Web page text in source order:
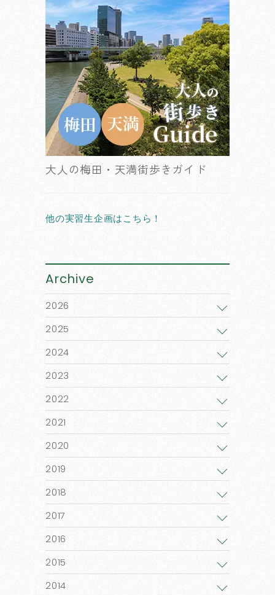
大人の梅田・天満街歩きガイド
他の実習生企画はこちら！
Archive
2026
2025
2024
2023
2022
2021
2020
2019
2018
2017
2016
2015
2014